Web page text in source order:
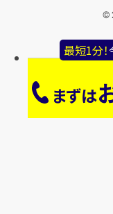
最短1分！
まずは
©